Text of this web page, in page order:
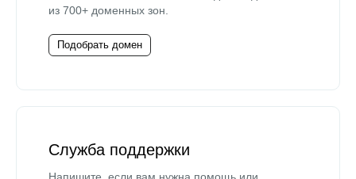
из 700+ доменных зон.
Подобрать домен
Служба поддержки